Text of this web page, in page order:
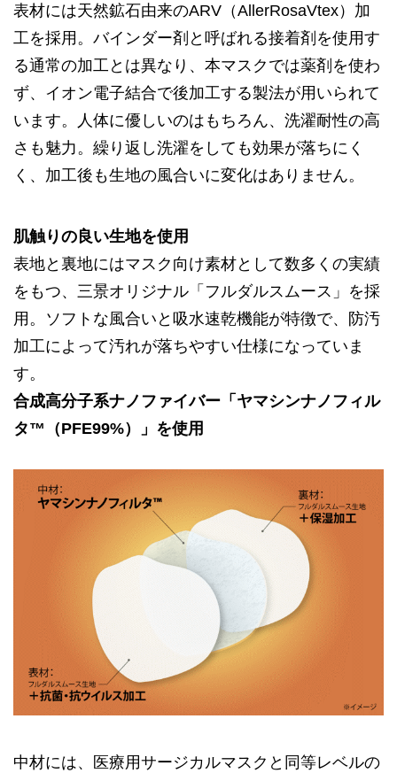
表材には天然鉱石由来のARV（AllerRosaVtex）加
工を採用。バインダー剤と呼ばれる接着剤を使用す
る通常の加工とは異なり、本マスクでは薬剤を使わ
ず、イオン電子結合で後加工する製法が用いられて
います。人体に優しいのはもちろん、洗濯耐性の高
さも魅力。繰り返し洗濯をしても効果が落ちにく
く、加工後も生地の風合いに変化はありません。
肌触りの良い生地を使用
表地と裏地にはマスク向け素材として数多くの実績
をもつ、三景オリジナル「フルダルスムース」を採
用。ソフトな風合いと吸水速乾機能が特徴で、防汚
加工によって汚れが落ちやすい仕様になっていま
す。
合成高分子系ナノファイバー「ヤマシンナノフィル
タ™ （PFE99%） 」を使用
中材には、医療用サージカルマスクと同等レベルの